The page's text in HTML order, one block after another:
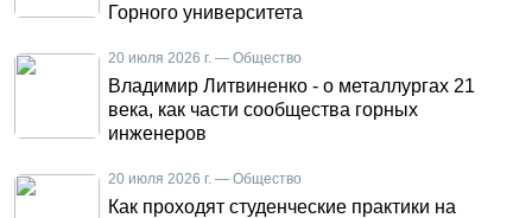
Горного университета
20 июля 2026 г. — Общество
Владимир Литвиненко - о металлургах 21
века, как части сообщества горных
инженеров
20 июля 2026 г. — Общество
Как проходят студенческие практики на